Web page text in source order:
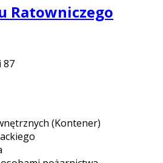
Ratowniczego
87
(Kontener)